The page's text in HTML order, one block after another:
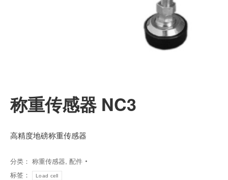
称重传感器 NC3
高精度地磅称重传感器
分类： 称重传感器, 配件
标签：
Load cell